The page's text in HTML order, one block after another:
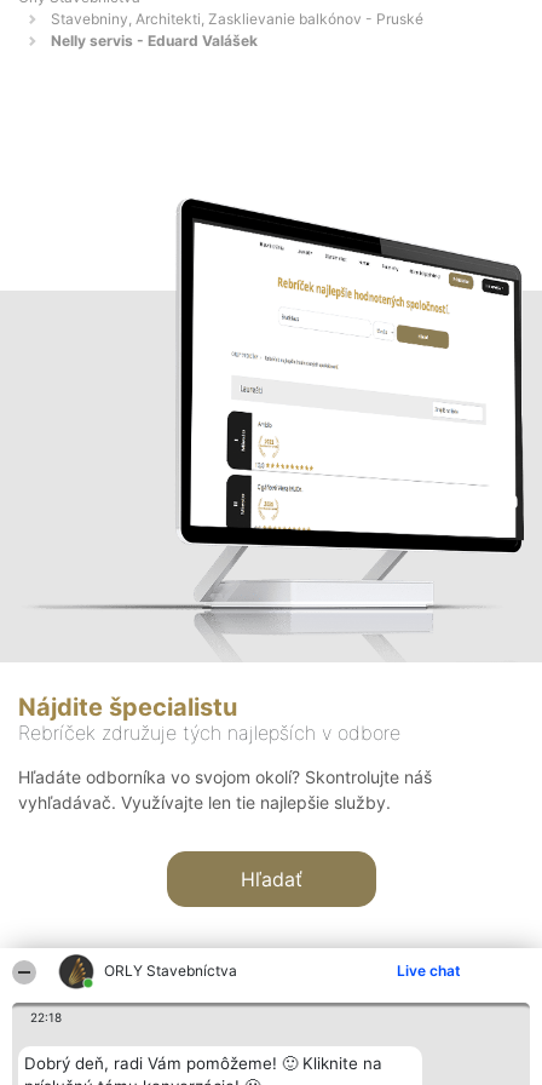
ORLY Stavebníctva Live chat
22:18
Dobrý deň, radi Vám pomôžeme! 🙂 Kliknite na
Stavebniny, Architekti, Zasklievanie balkónov - Pruské
Nelly servis - Eduard Valášek
Nájdite špecialistu
Rebríček združuje tých najlepších v odbore
Hľadáte odborníka vo svojom okolí? Skontrolujte náš
vyhľadávač. Využívajte len tie najlepšie služby.
Hľadať
Organizátor hodnotenia
Bright Side Solutions sp. z o.
Hodnotenie
Laureáti
Kontakt
Kontakt